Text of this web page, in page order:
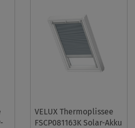
VELUX Thermoplissee
FSCP081163K Solar-Akku